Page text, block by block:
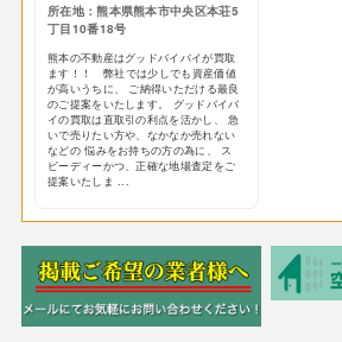
所在地：熊本県熊本市中央区本荘5
丁目10番18号
熊本の不動産はグッドバイバイが買取
ます！！ 弊社では少しでも資産価値
が高いうちに、 ご納得いただける最良
のご提案をいたします。 グッドバイバ
イの買取は直取引の利点を活かし、 急
いで売りたい方や、なかなか売れない
などの 悩みをお持ちの方の為に、 ス
ピーディーかつ、正確な地場査定をご
提案いたしま ...